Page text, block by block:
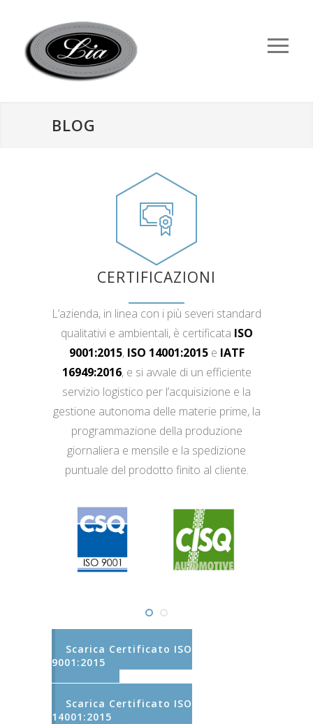
BLOG
CERTIFICAZIONI
L’azienda, in linea con i più severi standard
qualitativi e ambientali, è certificata ISO
9001:2015, ISO 14001:2015e IATF
16949:2016, e si avvale di un efficiente
servizio logistico per l’acquisizione e la
gestione autonoma delle materie prime, la
programmazione della produzione
giornaliera e mensile e la spedizione
puntuale del prodotto finito al cliente.
Scarica Certificato ISO
9001:2015
Scarica Certificato ISO
14001:2015